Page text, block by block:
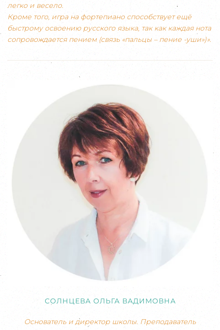
легко и весело.
Кроме того, игра на фортепиано способствует ещё
быстрому освоению русского языка, так как каждая нота
сопровождается пением (связь «пальцы – пение -уши»)».
СОЛНЦЕВА ОЛЬГА ВАДИМОВНА
Основатель и директор школы. Преподаватель